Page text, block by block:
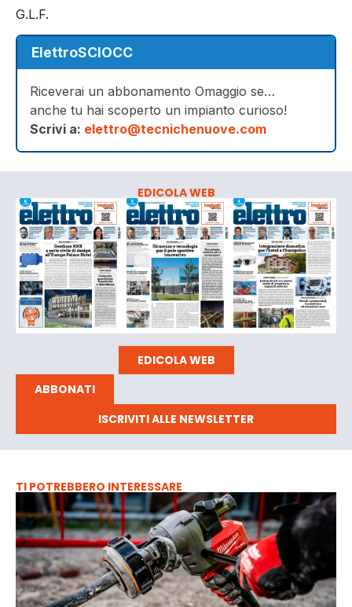
G.L.F.
ElettroSCIOCC
Riceverai un abbonamento Omaggio se…
anche tu hai scoperto un impianto curioso!
Scrivi a: elettro@tecnichenuove.com
EDICOLA WEB
EDICOLA WEB
ABBONATI
ISCRIVITI ALLE NEWSLETTER
TI POTREBBERO INTERESSARE